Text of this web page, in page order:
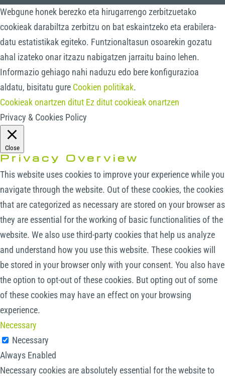
Webgune honek berezko eta hirugarrengo zerbitzuetako
cookieak darabiltza zerbitzu on bat eskaintzeko eta erabilera-
datu estatistikak egiteko. Funtzionaltasun osoarekin gozatu
ahal izateko onar itzazu nabigatzen jarraitu baino lehen.
Informazio gehiago nahi naduzu edo bere konfigurazioa
aldatu, bisitatu gure Cookien politikak.
Cookieak onartzen ditut Ez ditut cookieak onartzen
Privacy & Cookies Policy
Close
Privacy Overview
This website uses cookies to improve your experience while you
navigate through the website. Out of these cookies, the cookies
that are categorized as necessary are stored on your browser as
they are essential for the working of basic functionalities of the
website. We also use third-party cookies that help us analyze
and understand how you use this website. These cookies will
be stored in your browser only with your consent. You also have
the option to opt-out of these cookies. But opting out of some
of these cookies may have an effect on your browsing
experience.
Necessary
Necessary
Always Enabled
Necessary cookies are absolutely essential for the website to